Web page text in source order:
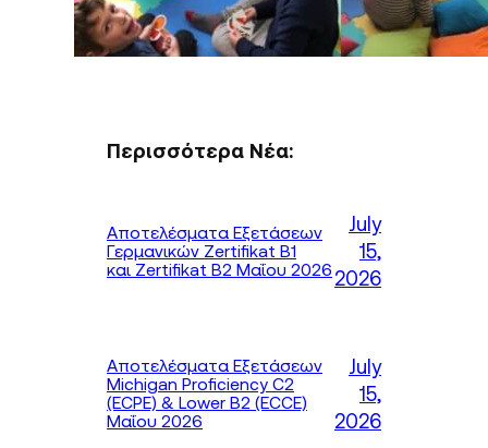
Περισσότερα Νέα:
Αποτελέσματα Εξετάσεων
Γερμανικών Zertifikat B1
και Zertifikat B2 Μαΐου 2026
July
15,
2026
Αποτελέσματα Εξετάσεων
Michigan Proficiency C2
(ECPE) & Lower B2 (ECCE)
Μαΐου 2026
July
15,
2026